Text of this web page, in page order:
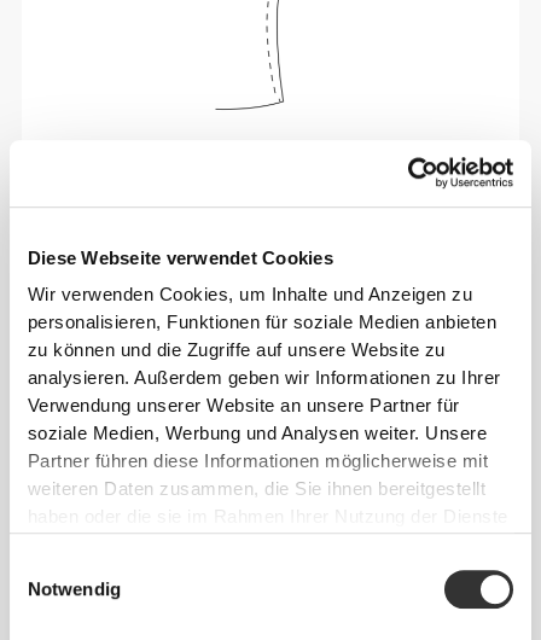
Diese Webseite verwendet Cookies
Wir verwenden Cookies, um Inhalte und Anzeigen zu
personalisieren, Funktionen für soziale Medien anbieten
zu können und die Zugriffe auf unsere Website zu
analysieren. Außerdem geben wir Informationen zu Ihrer
Verwendung unserer Website an unsere Partner für
soziale Medien, Werbung und Analysen weiter. Unsere
Partner führen diese Informationen möglicherweise mit
weiteren Daten zusammen, die Sie ihnen bereitgestellt
haben oder die sie im Rahmen Ihrer Nutzung der Dienste
Notwendig
Absolute Bewegungsfreiheit. Deine bequeme,